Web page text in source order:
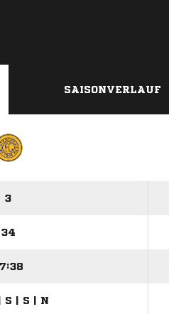
SAISONVERLAUF
3
34
S | S | N